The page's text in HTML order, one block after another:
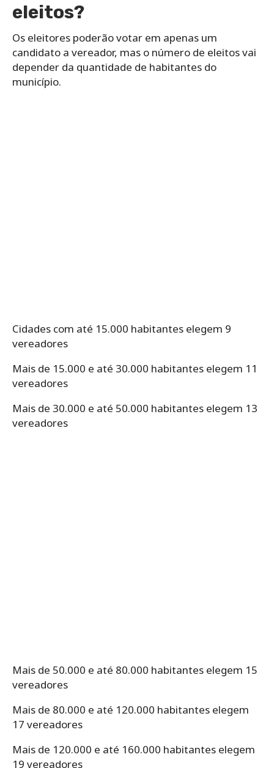
eleitos?
Os eleitores poderão votar em apenas um
candidato a vereador, mas o número de eleitos vai
depender da quantidade de habitantes do
município.
Cidades com até 15.000 habitantes elegem 9
vereadores
Mais de 15.000 e até 30.000 habitantes elegem 11
vereadores
Mais de 30.000 e até 50.000 habitantes elegem 13
vereadores
Mais de 50.000 e até 80.000 habitantes elegem 15
vereadores
Mais de 80.000 e até 120.000 habitantes elegem
17 vereadores
Mais de 120.000 e até 160.000 habitantes elegem
19 vereadores